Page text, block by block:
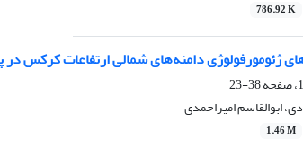
786.92 K
ژئومورفولوژی دامنه‌های شمالی ارتفاعات کرکس
38-23
ابوالقاسم امیراحمدی
1.46 M